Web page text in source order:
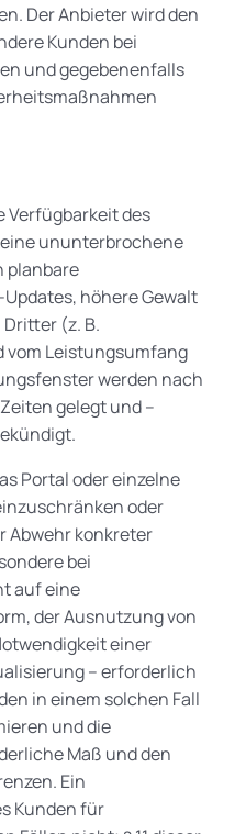
Der Anbieter wird den
Kunden bei
und gegebenenfalls
Verfügbarkeit des
ununterbrochene
planbare
höhere Gewalt
(z. B.
Leistungsumfang
werden nach
gelegt und –
Portal oder einzelne
oder
Abwehr konkreter
bei
auf eine
der Ausnutzung von
einer
– erforderlich
in einem solchen Fall
und die
Maß und den
Ein
Kunden für